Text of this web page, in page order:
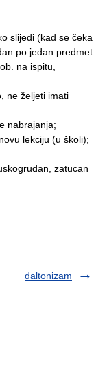
slijedi (kad se čeka
po jedan predmet
na ispitu,
ne željeti imati
nabrajanja;
lekciju (u školi);
zatucan
daltonizam